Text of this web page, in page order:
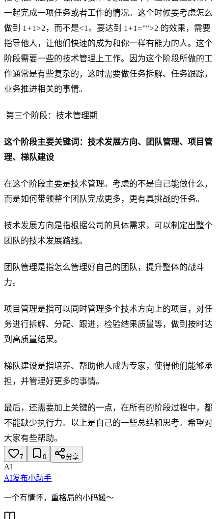
一起完成一项任务或者工作的情况。这个时候要考虑怎么
做到 1+1>2，而不是<1。要达到 1+1="">2 的效果，需要
指导他人，让他们快速的成为和你一样有能力的人。这个
阶段需要一些的技术管理上工作。因为这个阶段所做的工
作通常是有些复杂的，这时需要做任务拆解、任务跟踪，
业务推进相关的事情。
第三个阶段：技术管理期
这个阶段主要关键词：技术发展方向、团队管理、项目管
理、梯队建设
在这个阶段主要是技术管理。考虑的不是自己能做什么，
而是如何带领整个团队完成更多，更有具挑战的任务。
技术发展方向是指根据公司的具体需求，可以制定出整个
团队的技术发展路线。
团队管理是指怎么管理好自己的团队，提升整体的战斗
力。
项目管理是指可以同时管理多个技术方向上的项目，对任
务进行拆解、分配、跟进，检验结果质量等，做到按时达
到高质量结果。
梯队建设是指培养、帮助他人成为专家，使得他们能够承
担，并管理好更多的事情。
最后，还需要加上关键的一点，在所有的阶段过程中，都
不能缺少执行力。以上是自己的一些总结和思考。希望对
大家有些帮助。
7 0 分享
AI
AI发布小助手
一个有情怀，重格局的小码媛～